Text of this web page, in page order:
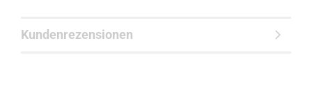
Kundenrezensionen